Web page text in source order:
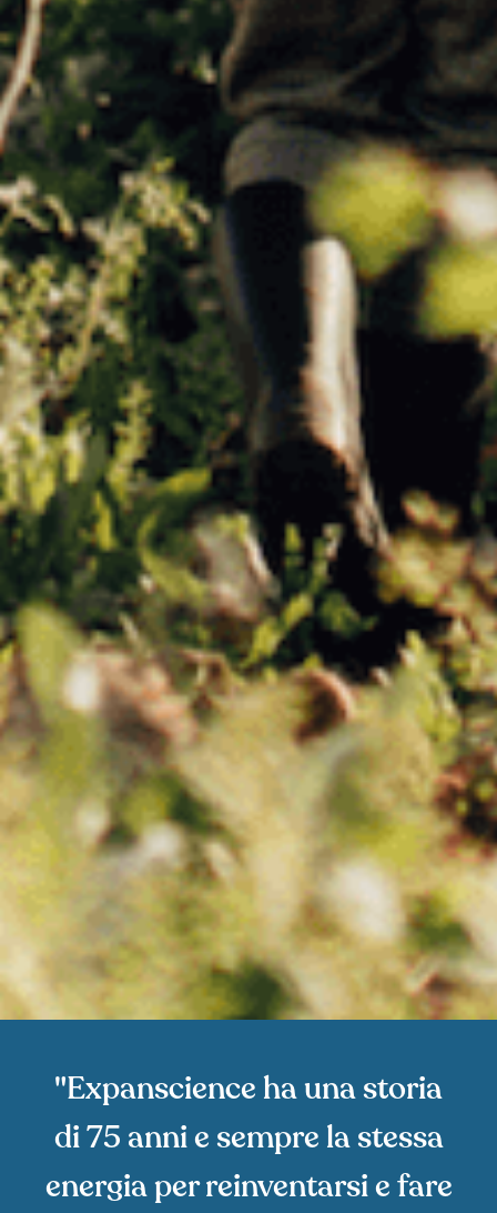
"Expanscience ha una storia
di 75 anni e sempre la stessa
energia per reinventarsi e fare